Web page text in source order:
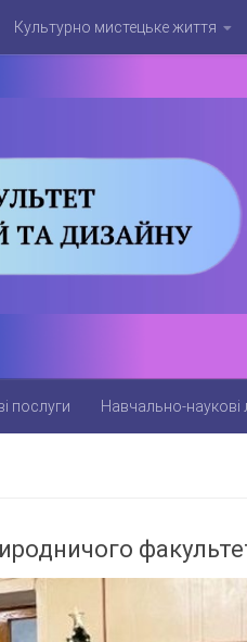
Культурно мистецьке життя
послуги Навчально-наукові